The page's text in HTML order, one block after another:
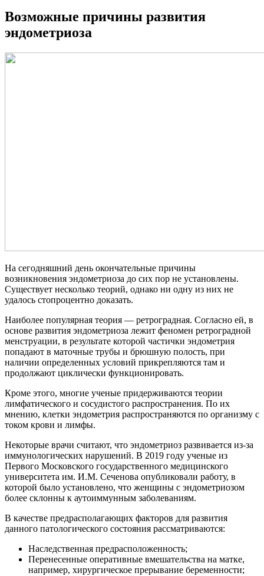
Возможные причины развития
эндометриоза
На сегодняшний день окончательные причины
возникновения эндометриоза до сих пор не установлены.
Существует несколько теорий, однако ни одну из них не
удалось стопроцентно доказать.
Наиболее популярная теория — ретроградная. Согласно ей, в
основе развития эндометриоза лежит феномен ретроградной
менструации, в результате которой частички эндометрия
попадают в маточные трубы и брюшную полость, при
наличии определенных условий прикрепляются там и
продолжают циклически функционировать.
Кроме этого, многие ученые придерживаются теории
лимфатического и сосудистого распространения. По их
мнению, клетки эндометрия распространяются по организму с
током крови и лимфы.
Некоторые врачи считают, что эндометриоз развивается из-за
иммунологических нарушений. В 2019 году ученые из
Первого Московского государственного медицинского
университета им. И.М. Сеченова опубликовали работу, в
которой было установлено, что женщины с эндометриозом
более склонны к аутоиммунным заболеваниям.
В качестве предрасполагающих факторов для развития
данного патологического состояния рассматриваются:
Наследственная предрасположенность;
Перенесенные оперативные вмешательства на матке,
например, хирургическое прерывание беременности;